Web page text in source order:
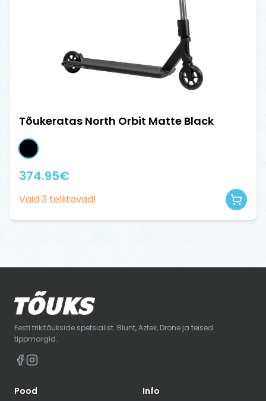
Tõukeratas North Orbit Matte Black
374.95€
Vaid3 tellitavad!
Eesti trikitõukside spetsialist. Blunt, Aztek, Drone ja teised
tippmargid.
Pood Info